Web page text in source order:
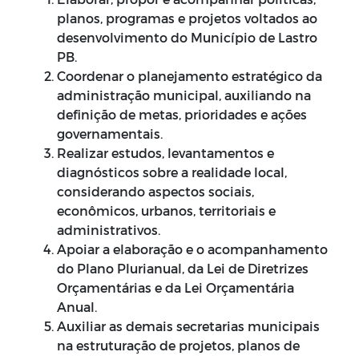
planos, programas e projetos voltados ao
desenvolvimento do Município de Lastro
PB.
Coordenar o planejamento estratégico da
administração municipal, auxiliando na
definição de metas, prioridades e ações
governamentais.
Realizar estudos, levantamentos e
diagnósticos sobre a realidade local,
considerando aspectos sociais,
econômicos, urbanos, territoriais e
administrativos.
Apoiar a elaboração e o acompanhamento
do Plano Plurianual, da Lei de Diretrizes
Orçamentárias e da Lei Orçamentária
Anual.
Auxiliar as demais secretarias municipais
na estruturação de projetos, planos de